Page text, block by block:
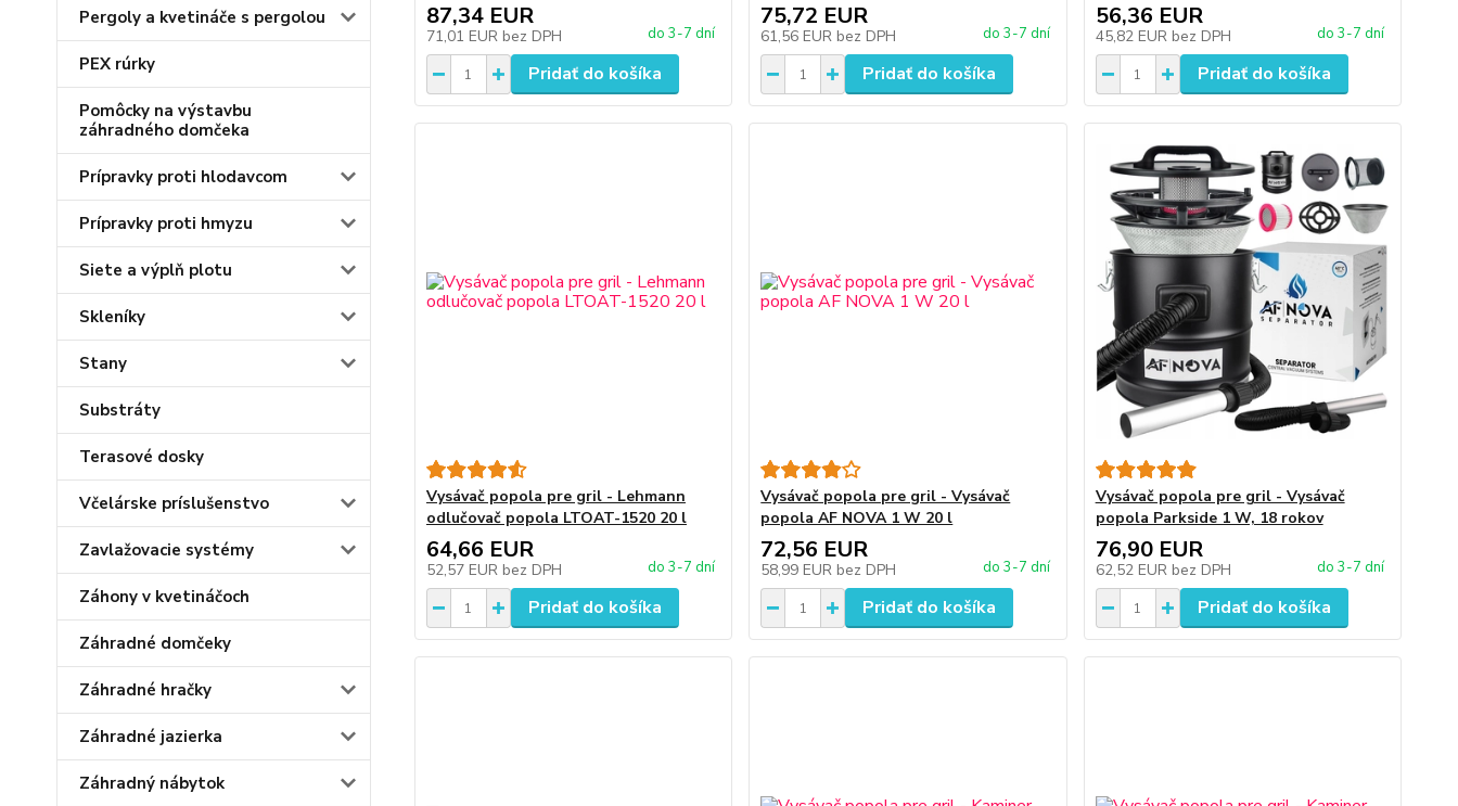
Pergoly a kvetináče s pergolou
PEX rúrky
Pomôcky na výstavbu
záhradného domčeka
Prípravky proti hlodavcom
Prípravky proti hmyzu
Siete a výplň plotu
Skleníky
Stany
Substráty
Terasové dosky
Včelárske príslušenstvo
Zavlažovacie systémy
Záhony v kvetináčoch
Záhradné domčeky
Záhradné hračky
Záhradné jazierka
Záhradný nábytok
87,34 EUR
71,01 EUR bez DPH do 3-7 dní
Pridať do košíka
75,72 EUR
61,56 EUR bez DPH do 3-7 dní
Pridať do košíka
56,36 EUR
45,82 EUR bez DPH do 3-7 dní
Pridať do košíka
Vysávač popola pre gril - Lehmann
odlučovač popola LTOAT-1520 20 l
64,66 EUR
52,57 EUR bez DPH do 3-7 dní
Pridať do košíka
Vysávač popola pre gril - Vysávač
popola AF NOVA 1 W 20 l
72,56 EUR
58,99 EUR bez DPH do 3-7 dní
Pridať do košíka
Vysávač popola pre gril - Vysávač
popola Parkside 1 W, 18 rokov
76,90 EUR
62,52 EUR bez DPH do 3-7 dní
Pridať do košíka